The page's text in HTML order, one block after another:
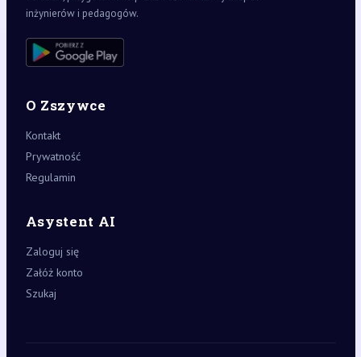
inżynierów i pedagogów.
O Zszywce
Kontakt
Prywatność
Regulamin
Asystent AI
Zaloguj się
Załóż konto
Szukaj